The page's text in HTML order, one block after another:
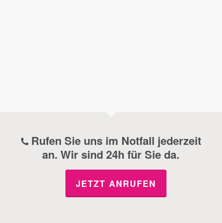
Rufen Sie uns im Notfall jederzeit
an. Wir sind 24h für Sie da.
JETZT ANRUFEN